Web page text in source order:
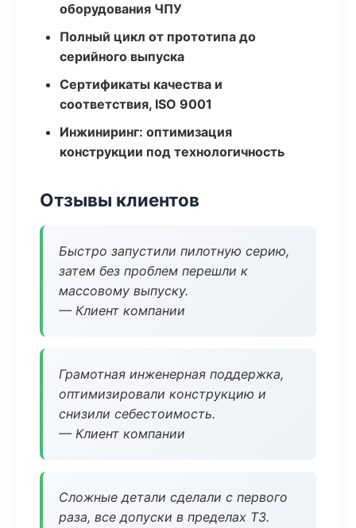
оборудования ЧПУ
Полный цикл от прототипа до
серийного выпуска
Сертификаты качества и
соответствия, ISO 9001
Инжиниринг: оптимизация
конструкции под технологичность
Отзывы клиентов
Быстро запустили пилотную серию,
затем без проблем перешли к
массовому выпуску.
— Клиент компании
Грамотная инженерная поддержка,
оптимизировали конструкцию и
снизили себестоимость.
— Клиент компании
Сложные детали сделали с первого
раза, все допуски в пределах ТЗ.